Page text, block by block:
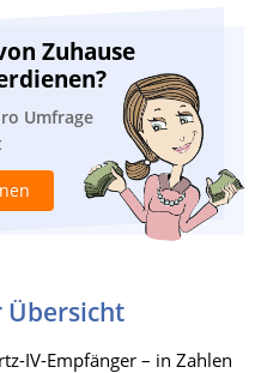
Zuhause
Umfrage
Übersicht
IV-Empfänger – in Zahlen